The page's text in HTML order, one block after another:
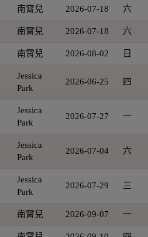
南霄兒 2026-07-18 六
南霄兒 2026-07-18 六
南霄兒 2026-08-02 日
Jessica
Park
2026-06-25 四
Jessica
Park
2026-07-27 一
Jessica
Park
2026-07-04 六
Jessica
Park
2026-07-29 三
南霄兒 2026-09-07 一